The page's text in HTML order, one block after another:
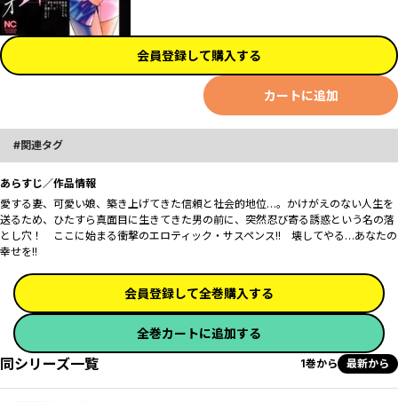
会員登録して購入する
カートに追加
関連タグ
あらすじ／作品情報
愛する妻、可愛い娘、築き上げてきた信頼と社会的地位…。かけがえのない人生を
送るため、ひたすら真面目に生きてきた男の前に、突然忍び寄る誘惑という名の落
とし穴！ ここに始まる衝撃のエロティック・サスペンス!! 壊してやる…あなたの
幸せを!!
会員登録して全巻購入する
全巻カートに追加する
同シリーズ一覧 1巻から 最新から